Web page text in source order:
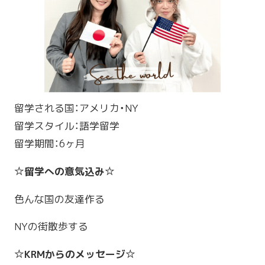
留学される国：アメリカ・NY
留学スタイル：語学留学
留学期間：6ヶ月
☆留学への意気込み☆
色んな国の友達作る
NYの街散歩する
☆KRMからのメッセージ☆